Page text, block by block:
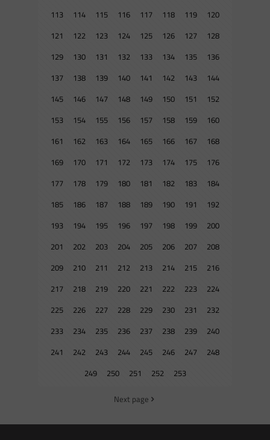
113
114 115 116 117 118 119
120
121
122 123 124 125 126 127
128
129
130 131 132 133 134 135
136
137
138 139 140 141 142 143
144
145
146 147 148 149 150 151
152
153
154 155 156 157 158 159
160
161
162 163 164 165 166 167
168
169
170 171 172 173 174 175
176
177
178 179 180 181 182 183
184
185
186 187 188 189 190 191
192
193
194 195 196 197 198 199
200
201
202 203 204 205 206 207
208
209
210 211 212 213 214 215
216
217
218 219 220 221 222 223
224
225
226 227 228 229 230 231
232
233
234 235 236 237 238 239
240
241
242 243 244 245 246 247
248
249
250 251 252 253
Next page